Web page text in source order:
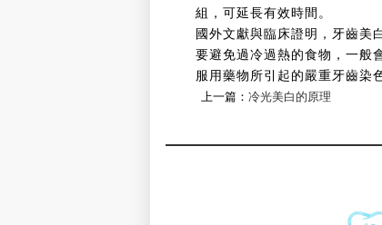
組，可延長有效時間。
國外文獻與臨床證明，牙齒美
要避免過冷過熱的食物，一般
服用藥物所引起的嚴重牙齒染
上一篇：冷光美白的原理